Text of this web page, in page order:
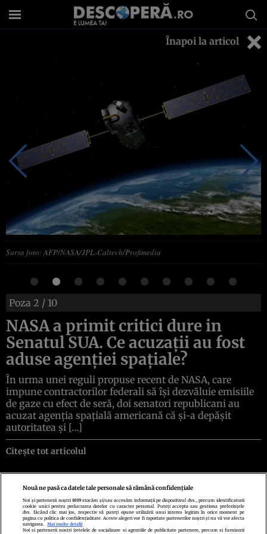
Înapoi la articol
Sursa foto: AFP/NASA/JPL-Caltech/Profimedia
Poza 2 / 10
NASA a primit critici dure in
Senatul SUA. Ce acuzații au fost
aduse agenției spațiale?
În urma unei reguli propuse recent de NASA, care
impune contractorilor federali să își dezvăluie emisiile
de gaze cu efect de seră, doi senatori republicani au
acuzat agenția spațială americană că și-a depășit
autoritatea și […]
Citește tot articolul
Politica de confidenţialitatePolitica de cookiesTermeni şi condiţii
Echipa redacționalăContactSetări Cookies
Nouă ne pasă ca datele tale personale să rămână confidențiale
Noi și partenerii noștri1019 stocăm și/sau accesăm informații pe dispozitivul dvs., precum identificatorii
cookie unici pentru prelucrarea datelor cu caracter personal. Puteți accepta sau gestiona preferințele
dvs. făcând clic mai jos, respectiv vă puteți opune utilizării unui interes legitim în orice moment pe
pagina cu politica de confidențialitate. Aceste alegeri vor fi raportate partenerilor noștri și nu vă vor afecta
navigarea.
Mai multe detalii
Noi si partenerii nostri (retelele de socializare si agentiile de publicitate partenere, precum si furnizorii